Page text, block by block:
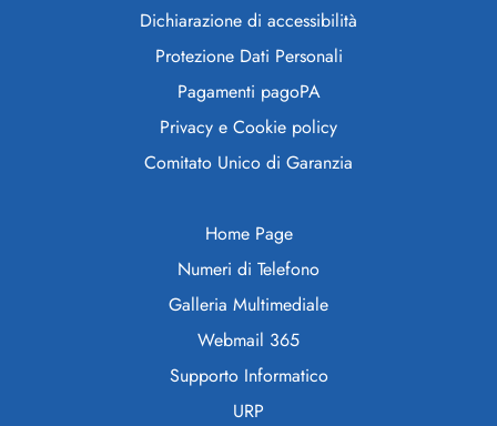
Dichiarazione di accessibilità
Protezione Dati Personali
Pagamenti pagoPA
Privacy e Cookie policy
Comitato Unico di Garanzia
Home Page
Numeri di Telefono
Galleria Multimediale
Webmail 365
Supporto Informatico
URP